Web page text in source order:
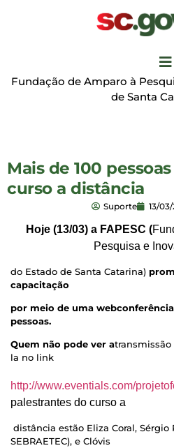
Fundação de Amparo à
de Santa
Mais de 100
curso a distância
Suporte 13/03/
Hoje (13/03) a FAPESC (
Pesquisa e
do Estado de Santa Catarina)
capacitação
por meio de uma
pessoas.
Quem não pode ver atransmissão
la no link
http://www.eventials.com/
palestrantes do curso a
distância estão Eliza Coral, Sérgio
SEBRAETEC), e Clóvis